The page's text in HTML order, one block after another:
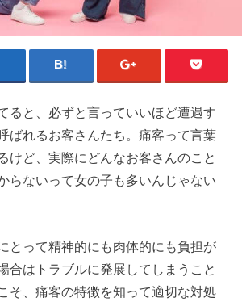
ると、必ずと言っていいほど遭遇す
ばれるお客さんたち。痛客って言葉
けど、実際にどんなお客さんのこと
らないって女の子も多いんじゃない
とって精神的にも肉体的にも負担が
合はトラブルに発展してしまうこと
そ、痛客の特徴を知って適切な対処